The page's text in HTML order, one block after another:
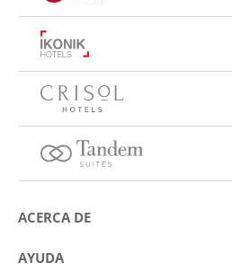
ACERCA DE
Sobre Eurostars Hotel Company
AYUDA